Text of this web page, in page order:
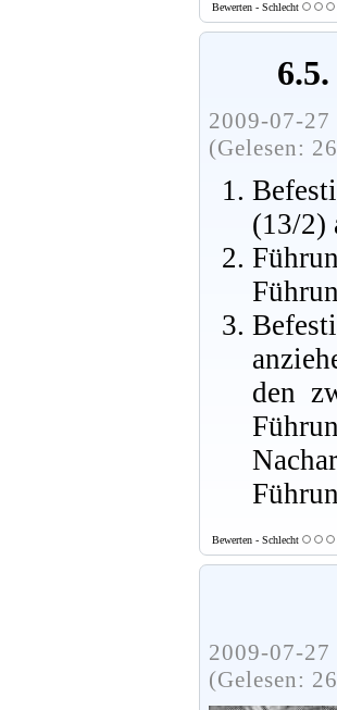
Bewerten - Schlecht
2009-07-
(Gelesen:
(13/2)
den
Bewerten - Schlecht
2009-07-
(Gelesen: